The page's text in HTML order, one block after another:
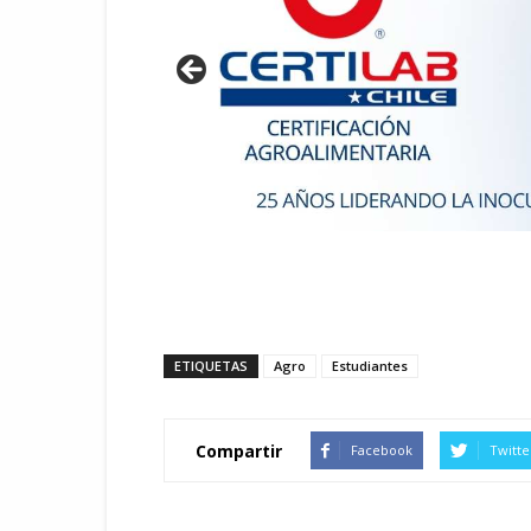
ETIQUETAS Agro Estudiantes
Compartir Facebook